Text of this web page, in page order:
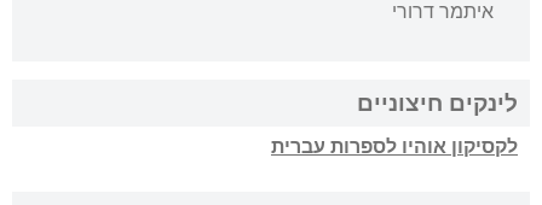
איתמר דרורי
לינקים חיצוניים
לקסיקון אוהיו לספרות עברית